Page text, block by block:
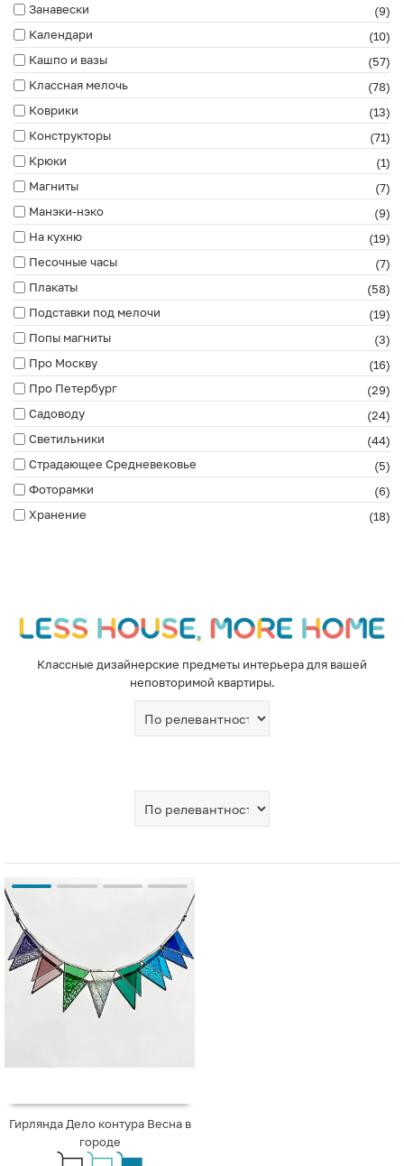
Занавески
(9)
Календари
(10)
Кашпо и вазы
(57)
Классная мелочь
(78)
Коврики
(13)
Конструкторы
(71)
Крюки
(1)
Магниты
(7)
Манэки-нэко
(9)
На кухню
(19)
Песочные часы
(7)
Плакаты
(58)
Подставки под мелочи
(19)
Попы магниты
(3)
Про Москву
(16)
Про Петербург
(29)
Садоводу
(24)
Светильники
(44)
Страдающее Средневековье
(5)
Фоторамки
(6)
Хранение
(18)
Классные дизайнерские предметы интерьера для вашей
неповторимой квартиры.
Гирлянда Дело контура Весна в
городе